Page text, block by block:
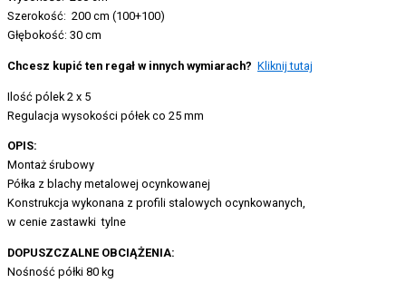
Szerokość: 200 cm (100+100)
Głębokość: 30 cm
Chcesz kupić ten regał w innych wymiarach? Kliknij tutaj
Ilość pólek 2 x 5
Regulacja wysokości półek co 25 mm
OPIS:
Montaż śrubowy
Półka z blachy metalowej ocynkowanej
Konstrukcja wykonana z profili stalowych ocynkowanych,
w cenie zastawki tylne
DOPUSZCZALNE OBCIĄŻENIA:
Nośność półki 80 kg